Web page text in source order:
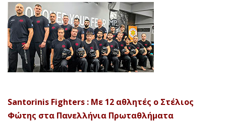
Santorinis Fighters : Με 12 αθλητές ο Στέλιος
Φώτης στα Πανελλήνια Πρωταθλήματα